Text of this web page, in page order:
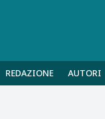
REDAZIONE AUTORI